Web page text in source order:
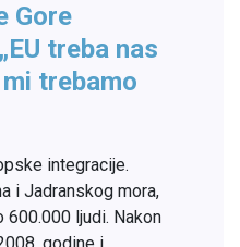
Gore
treba nas
trebamo
integracije.
i Jadranskog mora,
600.000 ljudi. Nakon